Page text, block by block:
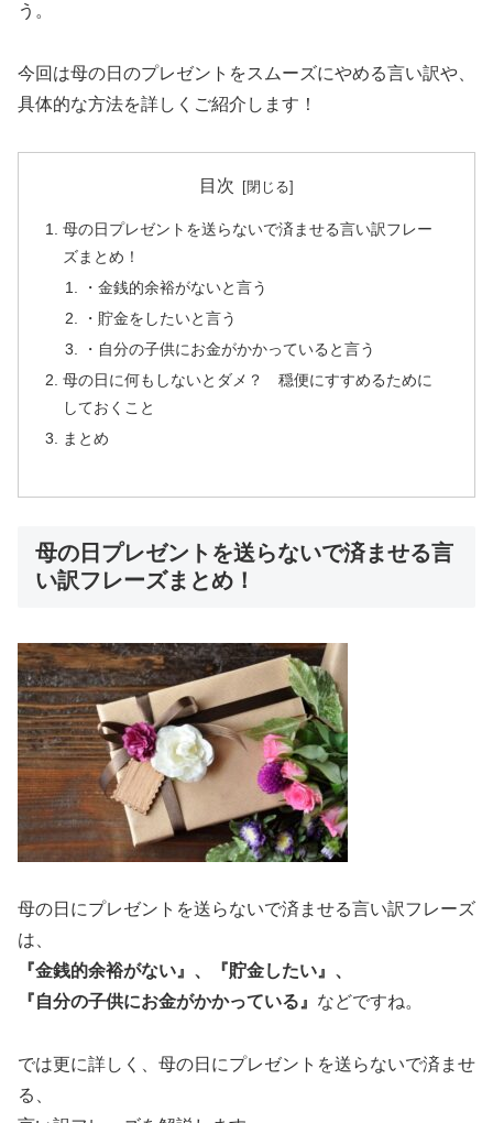
う。
今回は母の日のプレゼントをスムーズにやめる言い訳や、
具体的な方法を詳しくご紹介します！
目次
母の日プレゼントを送らないで済ませる言い訳フレー
ズまとめ！
・金銭的余裕がないと言う
・貯金をしたいと言う
・自分の子供にお金がかかっていると言う
母の日に何もしないとダメ？ 穏便にすすめるために
しておくこと
まとめ
母の日プレゼントを送らないで済ませる言
い訳フレーズまとめ！
母の日にプレゼントを送らないで済ませる言い訳フレーズ
は、
『金銭的余裕がない』、『貯金したい』、
『自分の子供にお金がかかっている』 などですね。
では更に詳しく、母の日にプレゼントを送らないで済ませ
る、